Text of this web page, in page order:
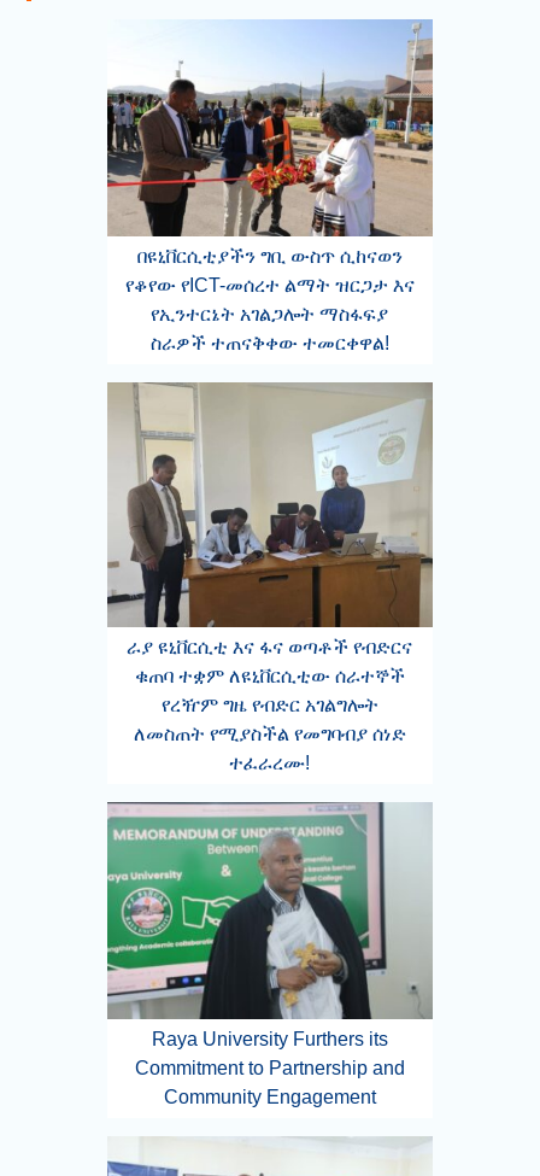
በዩኒቨርሲቲያችን ግቢ ውስጥ ሲከናወን
የቆየው የICT-መሰረተ ልማት ዝርጋታ እና
የኢንተርኔት አገልጋሎት ማስፋፍያ
ራያ ዩኒቨርሲቲ እና ፋና ወጣቶች የብድርና
ቁጠባ ተቋም ለዩኒቨርሲቲው ሰራተኞች
የረዥም ግዜ የብድር አገልግሎት
ለመስጠት የሚያስችል የመግባብያ ሰነድ
Raya University Furthers its
Commitment to Partnership and